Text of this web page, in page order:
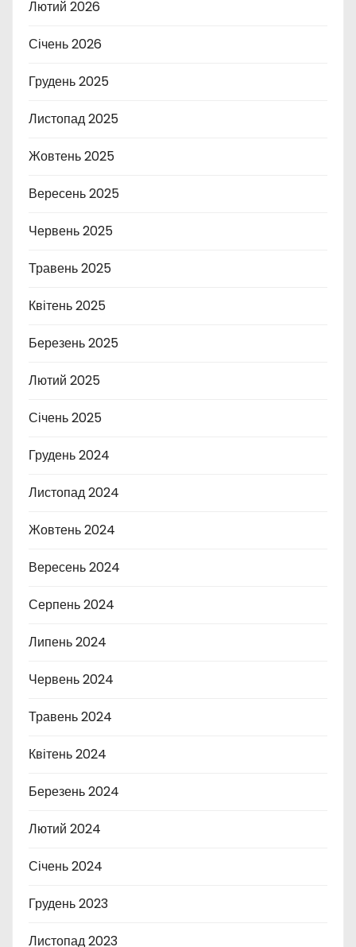
Лютий 2026
Січень 2026
Грудень 2025
Листопад 2025
Жовтень 2025
Вересень 2025
Червень 2025
Травень 2025
Квітень 2025
Березень 2025
Лютий 2025
Січень 2025
Грудень 2024
Листопад 2024
Жовтень 2024
Вересень 2024
Серпень 2024
Липень 2024
Червень 2024
Травень 2024
Квітень 2024
Березень 2024
Лютий 2024
Січень 2024
Грудень 2023
Листопад 2023